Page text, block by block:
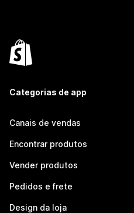
Categorias de app
Canais de vendas
Encontrar produtos
Vender produtos
Pedidos e frete
Design da loja